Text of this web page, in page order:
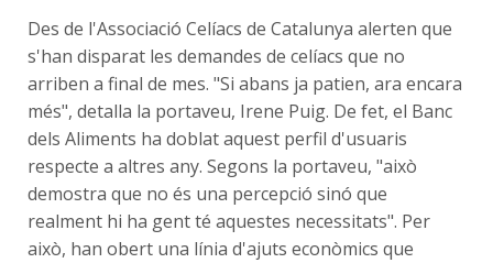
Des de l'Associació Celíacs de Catalunya alerten que
s'han disparat les demandes de celíacs que no
arriben a final de mes. "Si abans ja patien, ara encara
més", detalla la portaveu, Irene Puig. De fet, el Banc
dels Aliments ha doblat aquest perfil d'usuaris
respecte a altres any. Segons la portaveu, "això
demostra que no és una percepció sinó que
realment hi ha gent té aquestes necessitats". Per
això, han obert una línia d'ajuts econòmics que